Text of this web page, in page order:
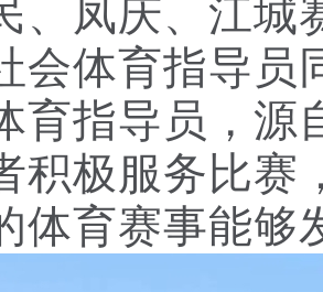
、凤庆、江城
会体育指导员
育指导员，源
积极服务比赛
体育赛事能够